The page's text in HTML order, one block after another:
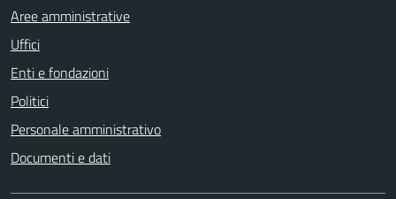
Aree amministrative
Uffici
Enti e fondazioni
Politici
Personale amministrativo
Documenti e dati